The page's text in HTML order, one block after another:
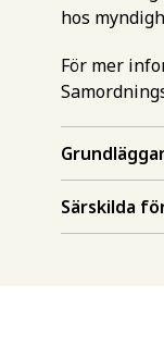
hos
För mer
Särskilda